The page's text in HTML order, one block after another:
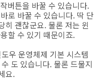
버튼을 바꿀 수 있습니다.
로 바꿀 수 있습니다. 딱 단
히 괜찮군요. 물론 저는 윈
할 수 있기 때문이죠.
우 운영체제 기본 시스템
도 있습니다. 물론 드물지
요.